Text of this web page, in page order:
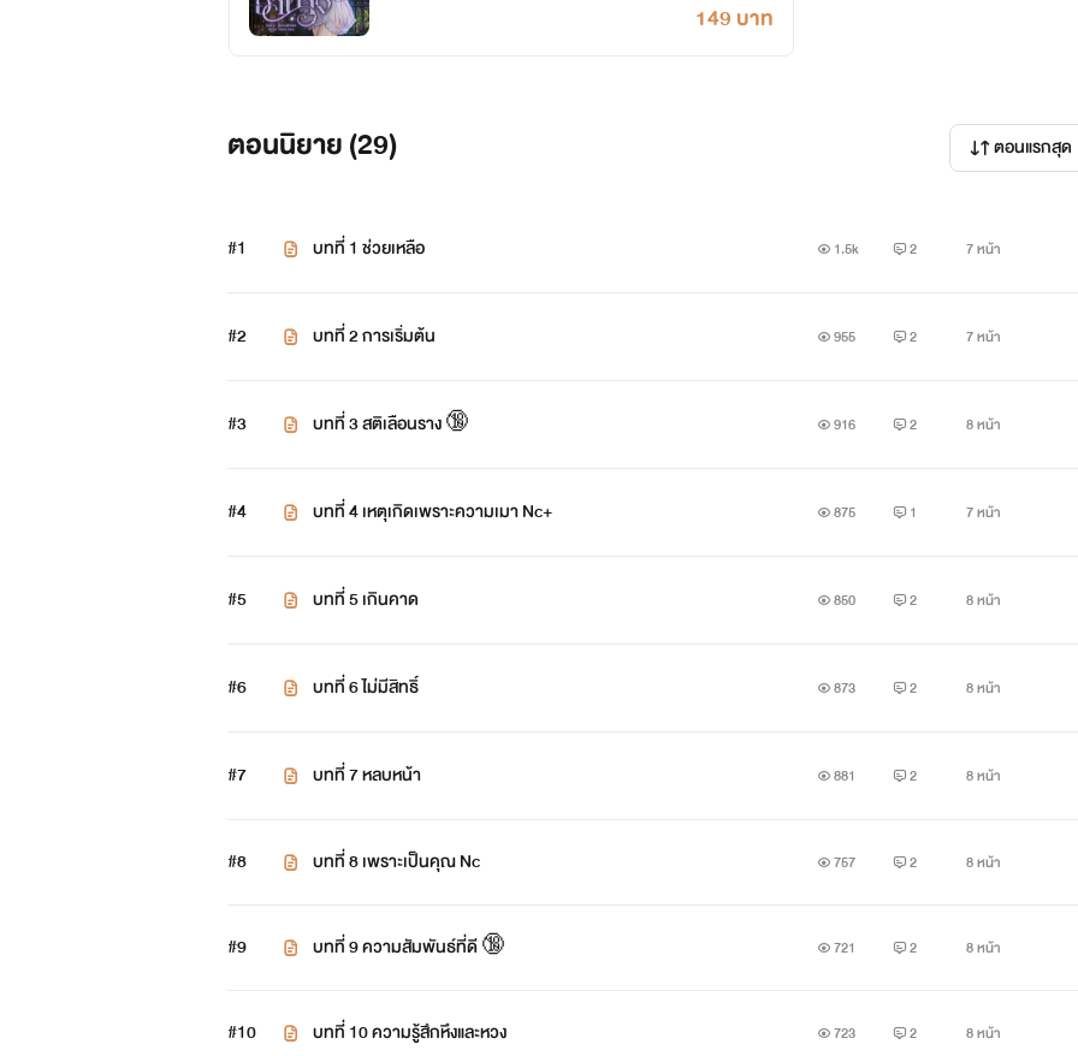
149 บาท
ตอนนิยาย (29) ตอนแรกสุด
#1 บทที่ 1 ช่วยเหลือ 1.5k 2 7 หน้า
#2 บทที่ 2 การเริ่มต้น 955 2 7 หน้า
#3 บทที่ 3 สติเลือนราง 🔞 916 2 8 หน้า
#4 บทที่ 4 เหตุเกิดเพราะความเมา Nc+ 875 1 7 หน้า
#5 บทที่ 5 เกินคาด 850 2 8 หน้า
#6 บทที่ 6 ไม่มีสิทธิ์ 873 2 8 หน้า
#7 บทที่ 7 หลบหน้า 881 2 8 หน้า
#8 บทที่ 8 เพราะเป็นคุณ Nc 757 2 8 หน้า
#9 บทที่ 9 ความสัมพันธ์ที่ดี 🔞 721 2 8 หน้า
#10 บทที่ 10 ความรู้สึกหึงและหวง 723 2 8 หน้า